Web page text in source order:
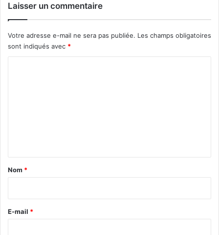
Laisser un commentaire
Votre adresse e-mail ne sera pas publiée. Les champs obligatoires
sont indiqués avec *
a
e
Nom *
E-mail *